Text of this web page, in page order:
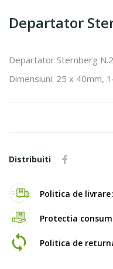
Departator
Departator Sternberg N.2
Dimensiuni: 25 x 40mm,
Distribuiti
Politica de livrare
Protectia
Politica de